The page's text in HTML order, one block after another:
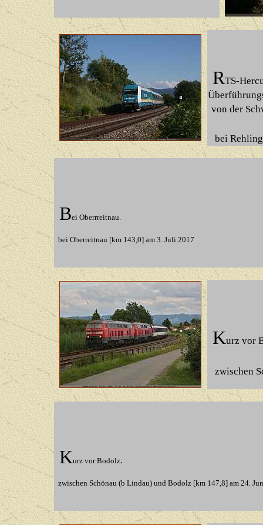
RTS-
von der
bei
Bei Oberrreitnau.
bei Oberreitnau [km 143,0] am 3. Juli 2017
Kurz vor
zwischen
Kurz vor Bodolz.
zwischen Schönau (b Lindau) und Bodolz [km 147,8] am 24.